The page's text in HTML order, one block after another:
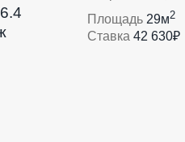
Площадь 29м2
Ставка 42 630₽